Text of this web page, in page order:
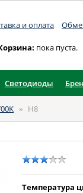
и оплата
пока пуста.
Светодиоды
» H8
Температура